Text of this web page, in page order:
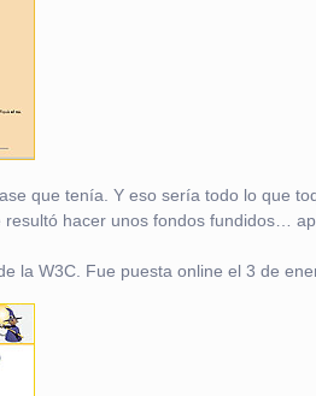
que tenía. Y eso sería todo lo que
hacer unos fondos fundidos…
la W3C. Fue puesta online el 3 de